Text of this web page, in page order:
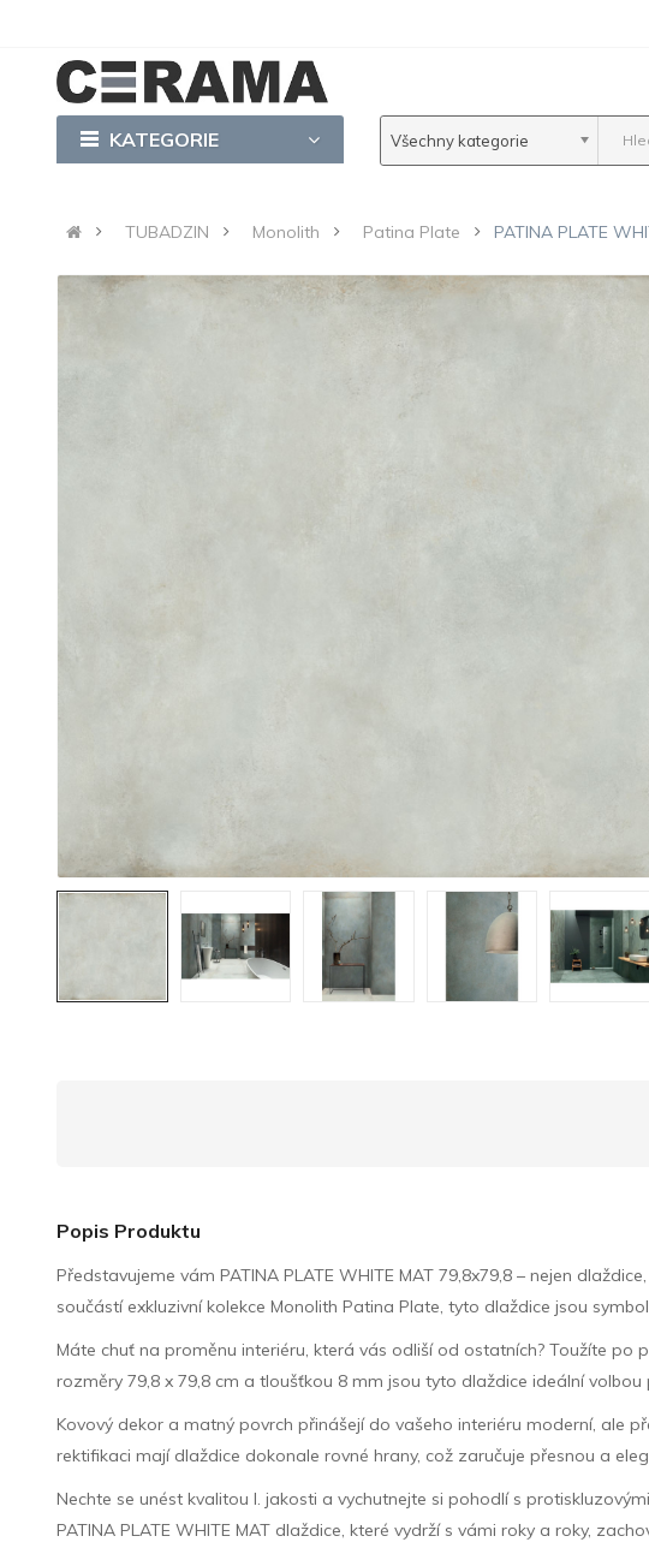
KATEGORIE Všechny kategorie
TUBADZIN Monolith Patina Plate PATINA PLATE
Popis Produktu
Představujeme vám PATINA PLATE WHITE MAT 79,8x79,8 – nejen
součástí exkluzivní kolekce Monolith Patina Plate, tyto dlaždice jsou
Máte chuť na proměnu interiéru, která vás odliší od ostatních? Toužíte po
rozměry 79,8 x 79,8 cm a tloušťkou 8 mm jsou tyto dlaždice ideální
Kovový dekor a matný povrch přinášejí do vašeho interiéru moderní, ale
rektifikaci mají dlaždice dokonale rovné hrany, což zaručuje přesnou a
Nechte se unést kvalitou I. jakosti a vychutnejte si pohodlí s
PATINA PLATE WHITE MAT dlaždice, které vydrží s vámi roky a roky,